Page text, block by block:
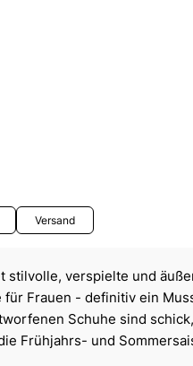
Versand
stilvolle, verspielte und
Frauen - definitiv ein
Schuhe sind schick,
Frühjahrs- und